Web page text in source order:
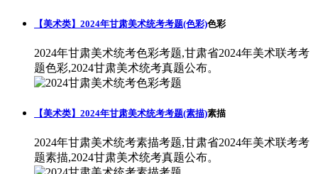
【美术类】2024年甘肃美术统考考题(色彩)色彩
2024年甘肃美术统考色彩考题,甘肃省2024年美术联考考
题色彩,2024甘肃美术统考真题公布。
【美术类】2024年甘肃美术统考考题(素描)素描
2024年甘肃美术统考素描考题,甘肃省2024年美术联考考
题素描,2024甘肃美术统考真题公布。